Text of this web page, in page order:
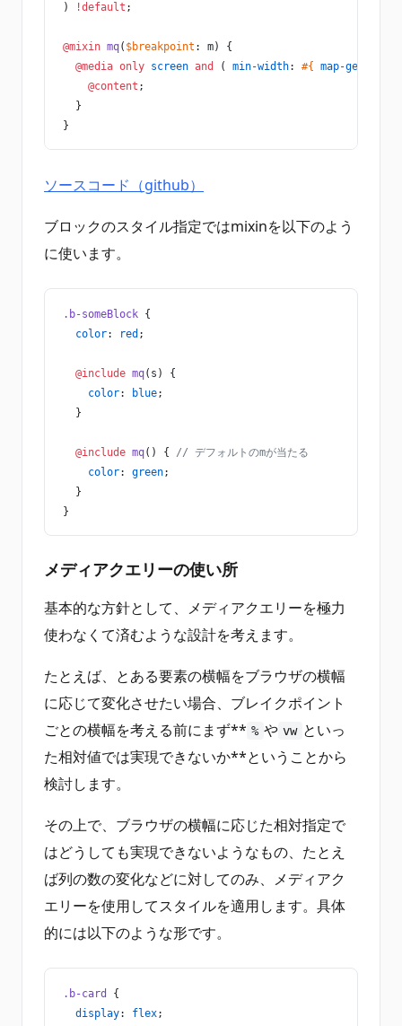
)
!default ;
@mixin mq( $breakpoint : m) {
  @media
only screen and ( min-width: #{ map-get
    @content
;
  }
}
ソースコード（github）
ブロックのスタイル指定ではmixinを以下のよう
に使います。
.b-someBlock {
  color
: red ;
  @include
mq(s) {
    color
: blue;
  }
  @include
mq() { // デフォルトのmが当たる
    color
: green;
  }
}
メディアクエリーの使い所
基本的な方針として、メディアクエリーを極力
使わなくて済むような設計を考えます。
たとえば、とある要素の横幅をブラウザの横幅
に応じて変化させたい場合、ブレイクポイント
ごとの横幅を考える前にまず** % や vw といっ
た相対値では実現できないか**ということから
検討します。
その上で、ブラウザの横幅に応じた相対指定で
はどうしても実現できないようなもの、たとえ
ば列の数の変化などに対してのみ、メディアク
エリーを使用してスタイルを適用します。具体
的には以下のような形です。
.b-card
{
  display
: flex;